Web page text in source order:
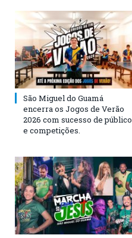
São Miguel do Guamá
encerra os Jogos de Verão
2026 com sucesso de público
e competições.